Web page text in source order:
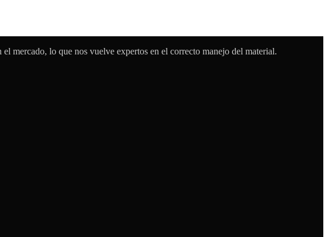
mercado, lo que nos vuelve expertos en el correcto manejo del material.